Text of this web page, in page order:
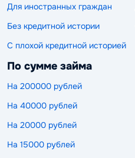
Для иностранных граждан
Без кредитной истории
С плохой кредитной историей
По сумме займа
На 200000 рублей
На 40000 рублей
На 20000 рублей
На 15000 рублей